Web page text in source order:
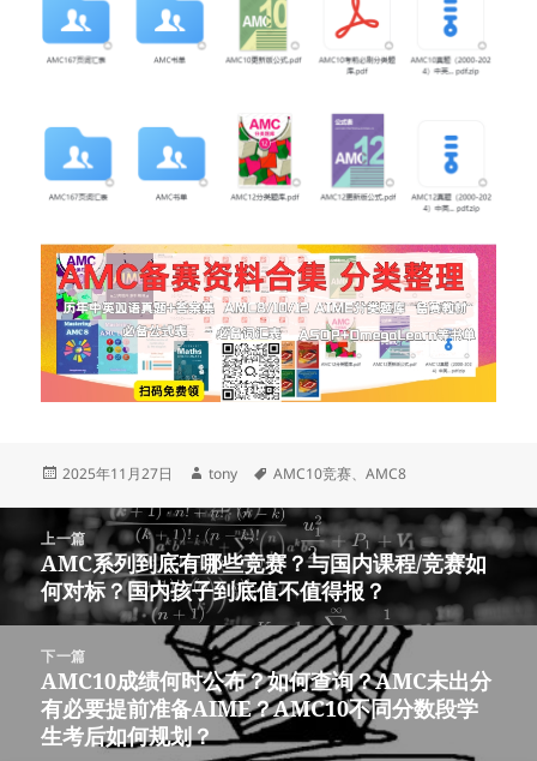
发
2025年11月27日
作
tony
标
AMC10竞赛、AMC8
章
导
上一篇
上
篇
文
章：
AMC系列到底有哪些竞赛？与国内课程/竞赛如
何对标？国内孩子到底值不值得报？
下一篇
下
篇
文
AMC10成绩何时公布？如何查询？AMC未出分
有必要提前准备AIME？AMC10不同分数段学
生考后如何规划？